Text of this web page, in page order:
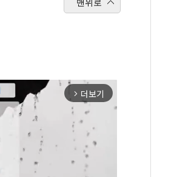
맨위로
arrow_forward_ios 더보기